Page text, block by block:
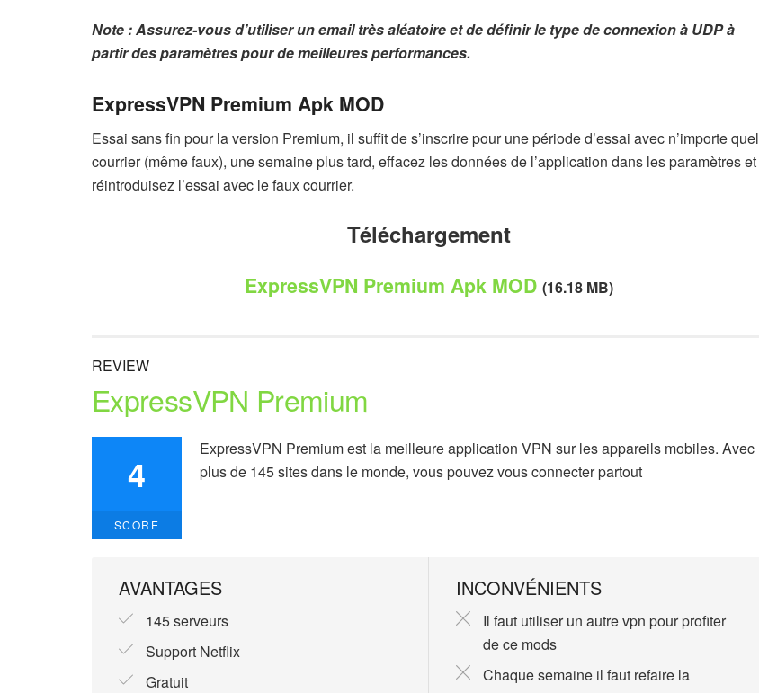
Note : Assurez-vous d’utiliser un email très aléatoire et de définir le type de connexion à UDP à
partir des paramètres pour de meilleures performances.
ExpressVPN Premium Apk MOD
Essai sans fin pour la version Premium, il suffit de s’inscrire pour une période d’essai avec n’importe quel
courrier (même faux), une semaine plus tard, effacez les données de l’application dans les paramètres et
réintroduisez l’essai avec le faux courrier.
Téléchargement
ExpressVPN Premium Apk MOD (16.18 MB)
REVIEW
ExpressVPN Premium
4
SCORE
ExpressVPN Premium est la meilleure application VPN sur les appareils mobiles. Avec
plus de 145 sites dans le monde, vous pouvez vous connecter partout
AVANTAGES
145 serveurs
Support Netflix
Gratuit
INCONVÉNIENTS
Il faut utiliser un autre vpn pour profiter
de ce mods
Chaque semaine il faut refaire la